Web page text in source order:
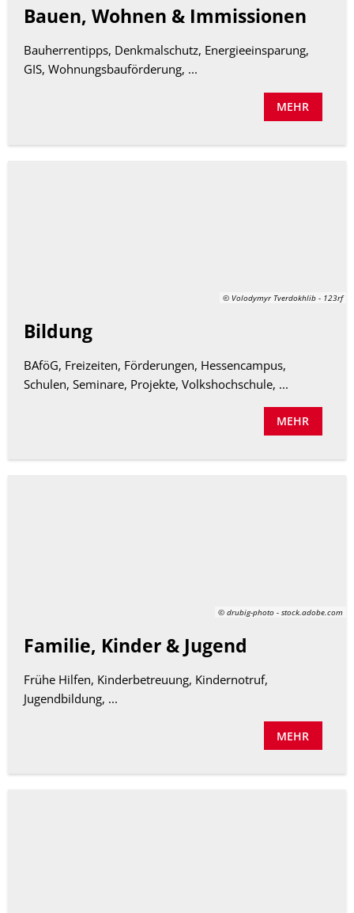
Bauen, Wohnen & Immissionen
Bauherrentipps, Denkmalschutz, Energieeinsparung,
GIS, Wohnungsbauförderung, ...
MEHR
© Volodymyr Tverdokhlib - 123rf
Bildung
BAföG, Freizeiten, Förderungen, Hessencampus,
Schulen, Seminare, Projekte, Volkshochschule, ...
MEHR
© drubig-photo - stock.adobe.com
Familie, Kinder & Jugend
Frühe Hilfen, Kinderbetreuung, Kindernotruf,
Jugendbildung, ...
MEHR